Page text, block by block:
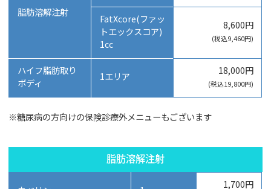
脂肪溶解注射
FatXcore(ファッ
トエックスコア)
1cc
8,600円
(税込9,460円)
ハイフ脂肪取り
ボディ
1エリア 18,000円
(税込19,800円)
※糖尿病の方向けの保険診療外メニューもございます
脂肪溶解注射
1,700円